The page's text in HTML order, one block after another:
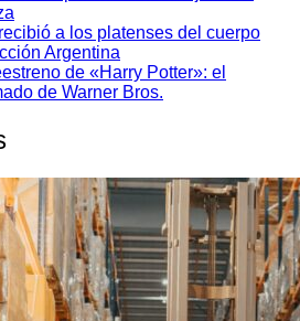
a los platenses del cuerpo
Argentina
de «Harry Potter»: el
de Warner Bros.